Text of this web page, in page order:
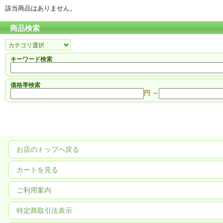
該当商品はありません。
商品検索
キーワード検索
価格帯検索
円 ～
お店のトップへ戻る
カートを見る
ご利用案内
特定商取引法表示